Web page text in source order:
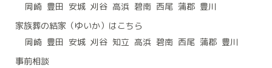
岡崎 豊田 安城 刈谷 高浜 碧南 西尾 蒲郡 豊川
家族葬の結家（ゆいか）はこちら
岡崎 豊田 安城 刈谷 知立 高浜 碧南 西尾 蒲郡 豊川
事前相談